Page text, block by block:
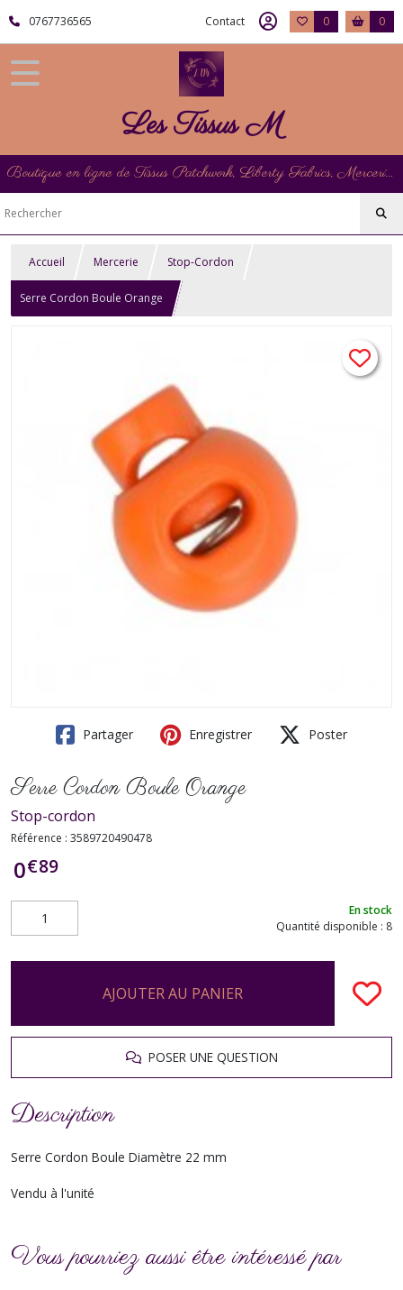
0767736565 Contact 0 0
Les Tissus M
Boutique en ligne de Tissus Patchwork, Liberty Fabrics, Mercerie et Matériel de Point de Croix
Accueil Mercerie Stop-Cordon
Serre Cordon Boule Orange
Partager Enregistrer Poster
Serre Cordon Boule Orange
Stop-cordon
Référence : 3589720490478
0€89
En stock
Quantité disponible : 8
AJOUTER AU PANIER
POSER UNE QUESTION
Description
Serre Cordon Boule Diamètre 22 mm
Vendu à l'unité
Vous pourriez aussi être intéressé par